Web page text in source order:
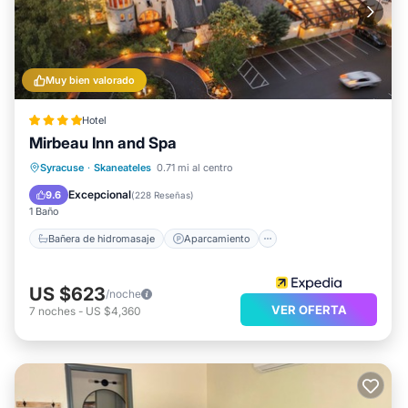
Muy bien valorado
Hotel
Mirbeau Inn and Spa
Syracuse · Skaneateles 0.71 mi al centro
9.6 Excepcional(228 Reseñas)
1 Baño
Bañera de hidromasaje Aparcamiento
Bañera de hidromasaje
Spa
Balcón/Terraza
US $623/noche
7 noches - US $4,360 VER OFERTA